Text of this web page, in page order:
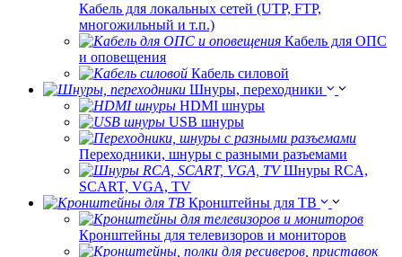
Кабель для локальных сетей (UTP, FTP,
многожильный и т.п.)
Кабель для ОПС
и оповещения
Кабель силовой
Шнуры, переходники
HDMI шнуры
USB шнуры
Переходники, шнуры с разными разъемами
Шнуры RCA,
SCART, VGA, TV
Кронштейны для ТВ
Кронштейны для телевизоров и мониторов